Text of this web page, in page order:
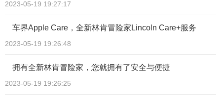
2023-05-19 19:27:17
车界Apple Care，全新林肯冒险家Lincoln Care+服务
2023-05-19 19:26:48
拥有全新林肯冒险家，您就拥有了安全与便捷
2023-05-19 19:26:25